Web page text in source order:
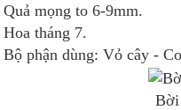
Quả mọng to 6-9mm.
Hoa tháng 7.
Bộ phận dùng: Vỏ cây -
Bời